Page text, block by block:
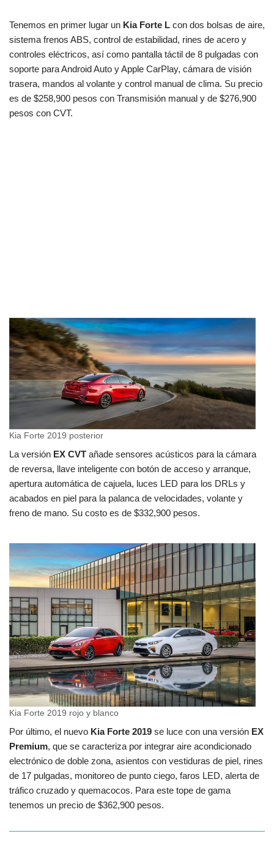
Tenemos en primer lugar un Kia Forte L con dos bolsas de aire,
sistema frenos ABS, control de estabilidad, rines de acero y
controles eléctricos, así como pantalla táctil de 8 pulgadas con
soporte para Android Auto y Apple CarPlay, cámara de visión
trasera, mandos al volante y control manual de clima. Su precio
es de $258,900 pesos con Transmisión manual y de $276,900
pesos con CVT.
Kia Forte 2019 posterior
La versión EX CVT añade sensores acústicos para la cámara
de reversa, llave inteligente con botón de acceso y arranque,
apertura automática de cajuela, luces LED para los DRLs y
acabados en piel para la palanca de velocidades, volante y
freno de mano. Su costo es de $332,900 pesos.
Kia Forte 2019 rojo y blanco
Por último, el nuevo Kia Forte 2019 se luce con una versión EX
Premium, que se caracteriza por integrar aire acondicionado
electrónico de doble zona, asientos con vestiduras de piel, rines
de 17 pulgadas, monitoreo de punto ciego, faros LED, alerta de
tráfico cruzado y quemacocos. Para este tope de gama
tenemos un precio de $362,900 pesos.